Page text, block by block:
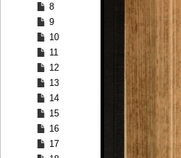
8
9
10
11
12
13
14
15
16
17